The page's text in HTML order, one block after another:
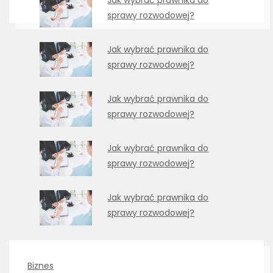
sprawy rozwodowej?
Jak wybrać prawnika do
sprawy rozwodowej?
Jak wybrać prawnika do
sprawy rozwodowej?
Jak wybrać prawnika do
sprawy rozwodowej?
Jak wybrać prawnika do
sprawy rozwodowej?
Biznes